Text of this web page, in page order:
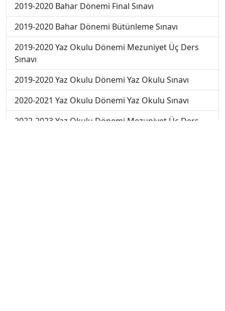
2019-2020 Bahar Dönemi Final Sınavı
2019-2020 Bahar Dönemi Bütünleme Sınavı
2019-2020 Yaz Okulu Dönemi Mezuniyet Üç Ders
Sınavı
2019-2020 Yaz Okulu Dönemi Yaz Okulu Sınavı
2020-2021 Yaz Okulu Dönemi Yaz Okulu Sınavı
2022-2023 Yaz Okulu Dönemi Mezuniyet Üç Ders